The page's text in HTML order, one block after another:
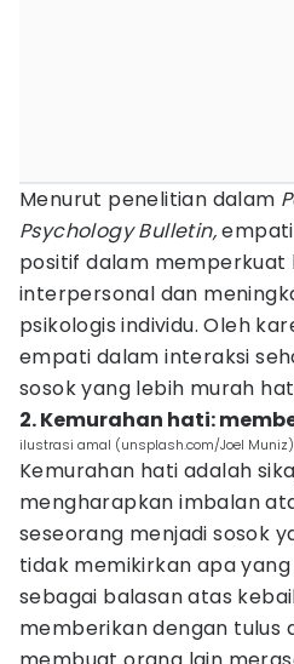
Menurut penelitian dalam
Psychology Bulletin,
positif dalam memperkuat
interpersonal dan
psikologis individu. Oleh
empati dalam interaksi
sosok yang lebih murah
2. Kemurahan hati:
ilustrasi amal (unsplash.com/Joel Muniz)
Kemurahan hati adalah
mengharapkan imbalan
seseorang menjadi sosok
tidak memikirkan apa
sebagai balasan atas
memberikan dengan tulus